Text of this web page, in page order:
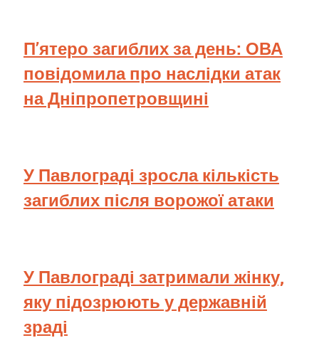
П’ятеро загиблих за день: ОВА
повідомила про наслідки атак
на Дніпропетровщині
У Павлограді зросла кількість
загиблих після ворожої атаки
У Павлограді затримали жінку,
яку підозрюють у державній
зраді